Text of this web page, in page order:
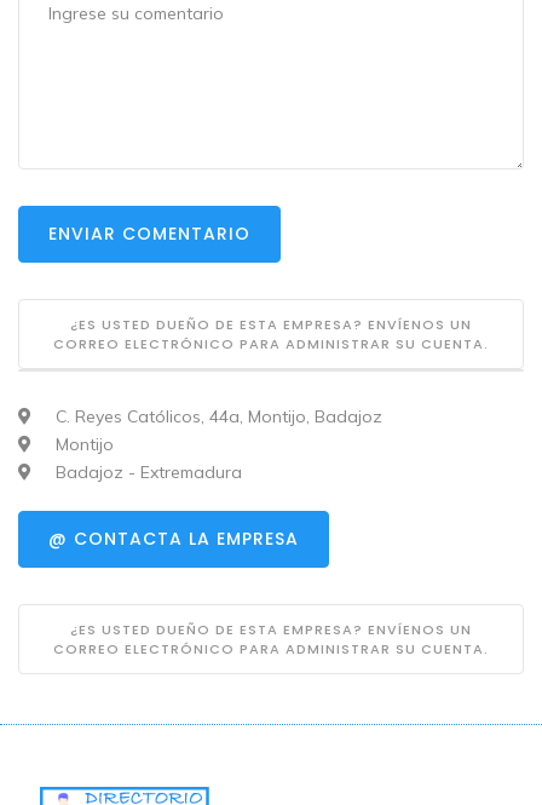
ENVIAR COMENTARIO
¿ES USTED DUEÑO DE ESTA EMPRESA? ENVÍENOS UN
CORREO ELECTRÓNICO PARA ADMINISTRAR SU CUENTA.
C. Reyes Católicos, 44a, Montijo, Badajoz
Montijo
Badajoz - Extremadura
@ CONTACTA LA EMPRESA
¿ES USTED DUEÑO DE ESTA EMPRESA? ENVÍENOS UN
CORREO ELECTRÓNICO PARA ADMINISTRAR SU CUENTA.